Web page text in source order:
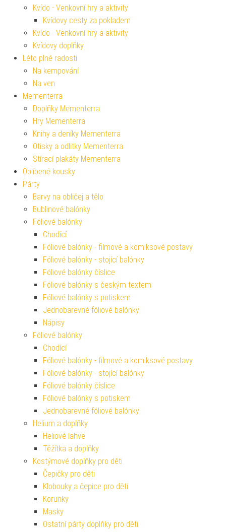
Kvído - Venkovní hry a aktivity
Kvídovy cesty za pokladem
Kvído - Venkovní hry a aktivity
Kvídovy doplňky
Léto plné radosti
Na kempování
Na ven
Mementerra
Doplňky Mementerra
Hry Mementerra
Knihy a deníky Mementerra
Otisky a odlitky Mementerra
Stírací plakáty Mementerra
Oblíbené kousky
Párty
Barvy na obličej a tělo
Bublinové balónky
Fóliové balónky
Chodící
Fóliové balónky - filmové a komiksové postavy
Fóliové balónky - stojící balónky
Fóliové balónky číslice
Fóliové balónky s českým textem
Fóliové balónky s potiskem
Jednobarevné fóliové balónky
Nápisy
Fóliové balónky
Chodící
Fóliové balónky - filmové a komiksové postavy
Fóliové balónky - stojící balónky
Fóliové balónky číslice
Fóliové balónky s potiskem
Jednobarevné fóliové balónky
Helium a doplňky
Heliové lahve
Těžítka a doplňky
Kostýmové doplňky pro děti
Čepičky pro děti
Klobouky a čepice pro děti
Korunky
Masky
Ostatní párty doplňky pro děti